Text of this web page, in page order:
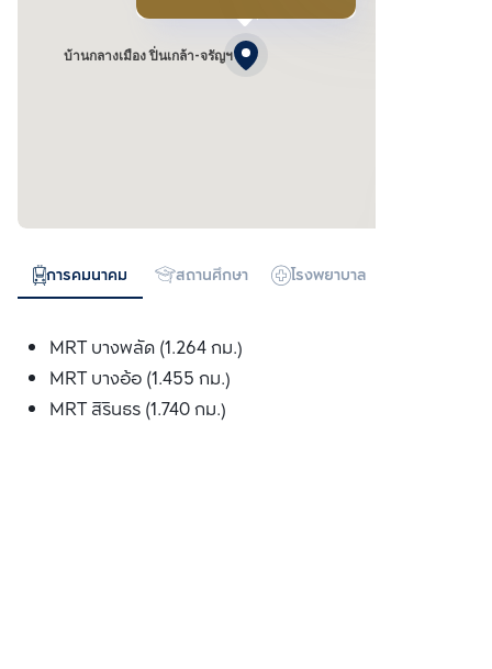
บ้านกลางเมือง ปิ่นเกล้า-จรัญฯ
การคมนาคม สถานศึกษา โรงพยาบาล
MRT บางพลัด (1.264 กม.)
MRT บางอ้อ (1.455 กม.)
MRT สิรินธร (1.740 กม.)